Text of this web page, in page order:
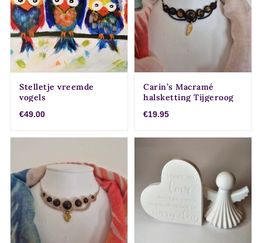
Stelletje vreemde
vogels
€49.00
Carin’s Macramé
halsketting Tijgeroog
€19.95